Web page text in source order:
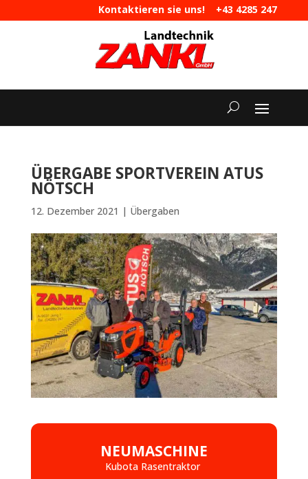
Kontaktieren sie uns! +43 4285 247
|maschinen@landtechnik-zankl.at
ÜBERGABE SPORTVEREIN ATUS
NÖTSCH
12. Dezember 2021 | Übergaben
NEUMASCHINE
Kubota Rasentraktor